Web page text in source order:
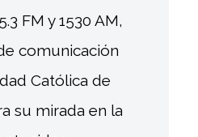
FM y 1530 AM,
comunicación
Católica de
su mirada en la